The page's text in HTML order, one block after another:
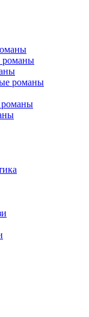
романы
романы